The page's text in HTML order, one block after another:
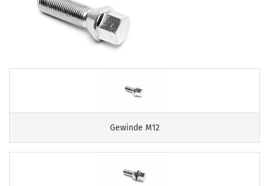
Gewinde M12